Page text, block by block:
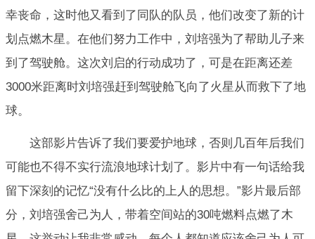
幸丧命，这时他又看到了同队的队员，他们改变了新的计
划点燃木星。在他们努力工作中，刘培强为了帮助儿子来
到了驾驶舱。这次刘启的行动成功了，可是在距离还差
3000米距离时刘培强赶到驾驶舱飞向了火星从而救下了地
球。
这部影片告诉了我们要爱护地球，否则几百年后我们
可能也不得不实行流浪地球计划了。影片中有一句话给我
留下深刻的记忆“没有什么比的上人的思想。”影片最后部
分，刘培强舍己为人，带着空间站的30吨燃料点燃了木